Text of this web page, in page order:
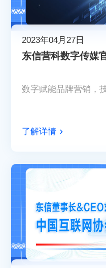
2023年04月27日
东信营科数字传媒
数字赋能品牌营销，
了解详情